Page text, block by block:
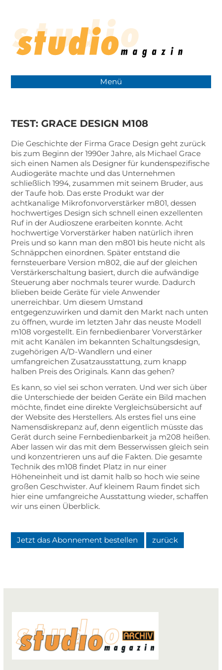
Menü
TEST: GRACE DESIGN M108
Die Geschichte der Firma Grace Design geht zurück
bis zum Beginn der 1990er Jahre, als Michael Grace
sich einen Namen als Designer für kundenspezifische
Audiogeräte machte und das Unternehmen
schließlich 1994, zusammen mit seinem Bruder, aus
der Taufe hob. Das erste Produkt war der
achtkanalige Mikrofonvorverstärker m801, dessen
hochwertiges Design sich schnell einen exzellenten
Ruf in der Audioszene erarbeiten konnte. Acht
hochwertige Vorverstärker haben natürlich ihren
Preis und so kann man den m801 bis heute nicht als
Schnäppchen einordnen. Später entstand die
fernsteuerbare Version m802, die auf der gleichen
Verstärkerschaltung basiert, durch die aufwändige
Steuerung aber nochmals teurer wurde. Dadurch
blieben beide Geräte für viele Anwender
unerreichbar. Um diesem Umstand
entgegenzuwirken und damit den Markt nach unten
zu öffnen, wurde im letzten Jahr das neuste Modell
m108 vorgestellt. Ein fernbedienbarer Vorverstärker
mit acht Kanälen im bekannten Schaltungsdesign,
zugehörigen A/D-Wandlern und einer
umfangreichen Zusatzausstattung, zum knapp
halben Preis des Originals. Kann das gehen?
Es kann, so viel sei schon verraten. Und wer sich über
die Unterschiede der beiden Geräte ein Bild machen
möchte, findet eine direkte Vergleichsübersicht auf
der Website des Herstellers. Als erstes fiel uns eine
Namensdiskrepanz auf, denn eigentlich müsste das
Gerät durch seine Fernbedienbarkeit ja m208 heißen.
Aber lassen wir das mit dem Besserwissen gleich sein
und konzentrieren uns auf die Fakten. Die gesamte
Technik des m108 findet Platz in nur einer
Höheneinheit und ist damit halb so hoch wie seine
großen Geschwister. Auf kleinem Raum findet sich
hier eine umfangreiche Ausstattung wieder, schaffen
wir uns einen Überblick.
Jetzt das Abonnement bestellen zurück